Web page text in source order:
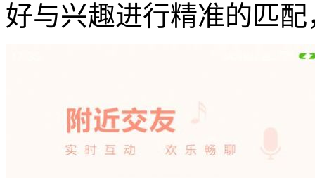
好与兴趣进行精准的匹